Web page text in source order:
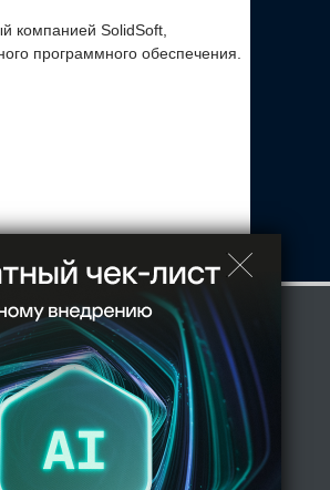
компанией SolidSoft,
программного обеспечения.